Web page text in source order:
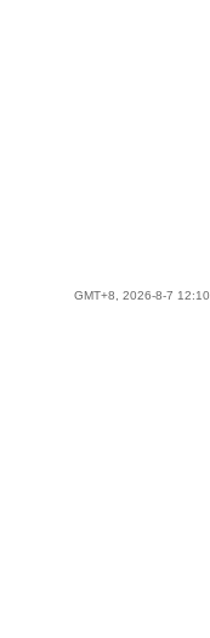
GMT+8, 2026-8-7 12:10